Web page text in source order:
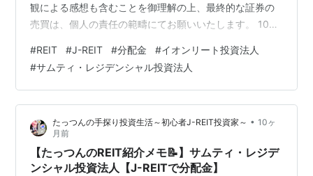
観による感想も含むことを御理解の上、最終的な証券の
売買は、個人の責任の範疇にてお願いいたします。 10月
ル これはどちらもSBI証券の特定口座なので、課税対象
ですね😲 それでもイオンリート単体で、27,000円以上貰
えているのは大きい イオンリート、サムティ、そして先
日の森ヒルズと三井不動産ロジを合わせて6万円くらいあ
りますからね更にここからもう1銘柄残ってて、大体10万
くらいには…
#REIT #J-REIT #分配金 #イオンリート投資法人
#サムティ・レジデンシャル投資法人
たっつんの手探り投資生活～初心者J-REIT投資家～ • 10ヶ
月前
【たっつんのREIT紹介メモ📝】サムティ・レジデ
ンシャル投資法人【J-REITで分配金】